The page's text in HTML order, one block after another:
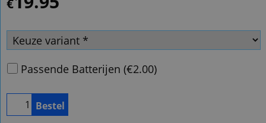
€
Passende Batterijen (€2.00)
Bestel